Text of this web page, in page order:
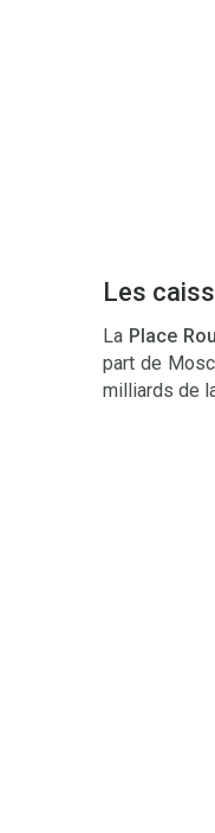
Les
La Place
part de
milliards de